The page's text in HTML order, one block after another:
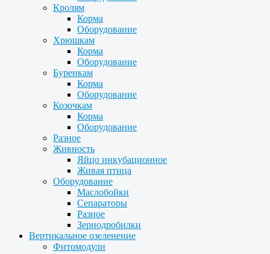
Кролям
Корма
Оборудование
Хрюшкам
Корма
Оборудование
Буренкам
Корма
Оборудование
Козочкам
Корма
Оборудование
Разное
Живность
Яйцо инкубационное
Живая птица
Оборудование
Маслобойки
Сепараторы
Разное
Зернодробилки
Вертикальное озеленение
Фитомодули